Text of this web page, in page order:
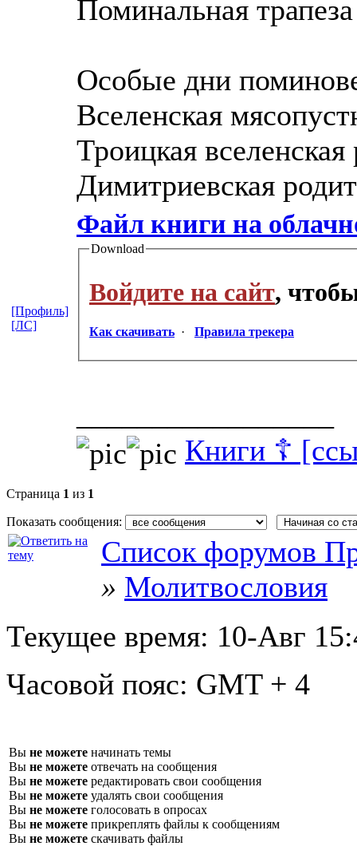
Поминальная трапеза
Особые дни
Вселенская
Троицкая вселенская
Димитриевская
Файл книги на
Download
Войдите на сайт,
Как скачивать · Правила трекера
Книги ☦
[Профиль]
[ЛС]
Страница 1 из 1
Показать сообщения:
Список форумов
» Молитвословия
Текущее время: 10-Авг
Часовой пояс: GMT + 4
Вы не можете начинать темы
Вы не можете отвечать на сообщения
Вы не можете редактировать свои сообщения
Вы не можете удалять свои сообщения
Вы не можете голосовать в опросах
Вы не можете прикреплять файлы к сообщениям
Вы не можете скачивать файлы